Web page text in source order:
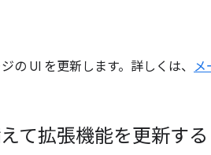
の UI を更新します。詳しくは、 メ
て拡張機能を更新する